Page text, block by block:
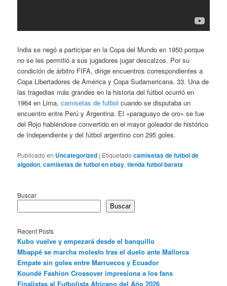
India se negó a participar en la Copa del Mundo en 1950 porque
no se les permitió a sus jugadores jugar descalzos. Por su
condición de árbitro FIFA, dirige encuentros correspondientes a
Copa Libertadores de América y Copa Sudamericana. 33. Una de
las tragedias más grandes en la historia del fútbol ocurrió en
1964 en Lima,camisetas de futbol cuando se disputaba un
encuentro entre Perú y Argentina. El «paraguayo de oro» se fue
del Rojo habiéndose convertido en el mayor goleador de histórico
de Independiente y del fútbol argentino con 295 goles.
Publicado en Uncategorized | Etiquetado camisetas de futbol de
algodon,camisetas de futbol en ebay,tienda futbol barata
Buscar
Buscar
Recent Posts
Kubo vuelve y empezará desde el banquillo
Mbappé se marcha molesto tras el duelo ante Mallorca
Empate sin goles entre Marruecos y Ecuador
Koundé Fashion Crossover impresiona a los fans
Finalistas al Futbolista Africano del Año 2026